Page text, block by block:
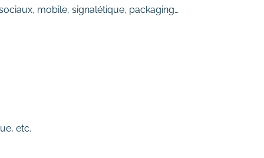
mobile, signalétique, packaging…
etc.